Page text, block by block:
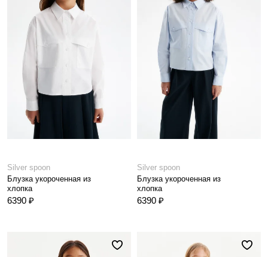
Silver spoon
Блузка укороченная из
хлопка
6390 ₽
Silver spoon
Блузка укороченная из
хлопка
6390 ₽